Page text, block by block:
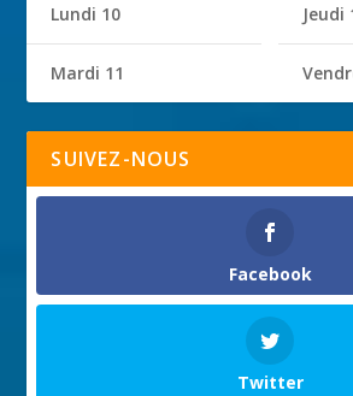
Lundi 10
Mardi 11
Jeudi
SUIVEZ-NOUS
Facebook
Twitter